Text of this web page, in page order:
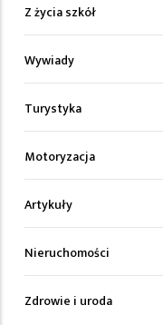
Z życia szkół
Wywiady
Turystyka
Motoryzacja
Artykuły
Nieruchomości
Zdrowie i uroda